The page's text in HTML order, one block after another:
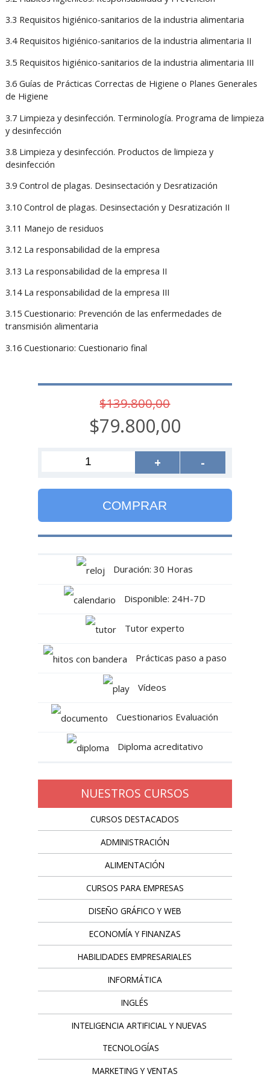
3.3 Requisitos higiénico-sanitarios de la industria alimentaria
3.4 Requisitos higiénico-sanitarios de la industria alimentaria II
3.5 Requisitos higiénico-sanitarios de la industria alimentaria III
3.6 Guías de Prácticas Correctas de Higiene o Planes Generales
de Higiene
3.7 Limpieza y desinfección. Terminología. Programa de limpieza
y desinfección
3.8 Limpieza y desinfección. Productos de limpieza y
desinfección
3.9 Control de plagas. Desinsectación y Desratización
3.10 Control de plagas. Desinsectación y Desratización II
3.11 Manejo de residuos
3.12 La responsabilidad de la empresa
3.13 La responsabilidad de la empresa II
3.14 La responsabilidad de la empresa III
3.15 Cuestionario: Prevención de las enfermedades de
transmisión alimentaria
3.16 Cuestionario: Cuestionario final
$139.800,00
$79.800,00
+ -
COMPRAR
Duración: 30 Horas
Disponible: 24H-7D
Tutor experto
Prácticas paso a paso
Vídeos
Cuestionarios Evaluación
Diploma acreditativo
NUESTROS CURSOS
CURSOS DESTACADOS
ADMINISTRACIÓN
ALIMENTACIÓN
CURSOS PARA EMPRESAS
DISEÑO GRÁFICO Y WEB
ECONOMÍA Y FINANZAS
HABILIDADES EMPRESARIALES
INFORMÁTICA
INGLÉS
INTELIGENCIA ARTIFICIAL Y NUEVAS
TECNOLOGÍAS
MARKETING Y VENTAS